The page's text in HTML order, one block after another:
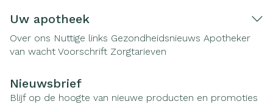
Uw apotheek
Over ons Nuttige links Gezondheidsnieuws Apotheker
van wacht Voorschrift Zorgtarieven
Nieuwsbrief
Blijf op de hoogte van nieuwe producten en promoties